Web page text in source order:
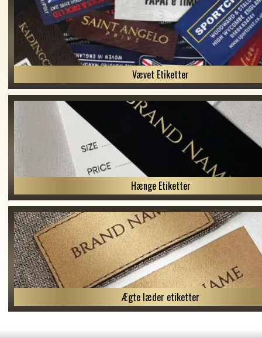
Vævet Etiketter
Hænge Etiketter
Ægte læder etiketter